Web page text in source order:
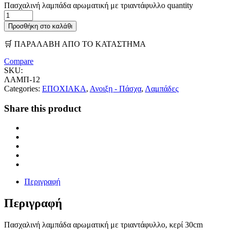
Πασχαλινή λαμπάδα αρωματική με τριαντάφυλλο quantity
Προσθήκη στο καλάθι
🛒 ΠΑΡΑΛΑΒΗ ΑΠΟ ΤΟ ΚΑΤΑΣΤΗΜΑ
Compare
SKU:
ΛΑΜΠ-12
Categories: ΕΠΟΧΙΑΚΑ, Ανοιξη - Πάσχα, Λαμπάδες
Share this product
Περιγραφή
Περιγραφή
Πασχαλινή λαμπάδα αρωματική με τριαντάφυλλο, κερί 30cm